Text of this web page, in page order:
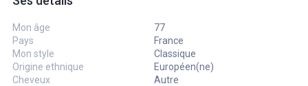
Mon âge
77
Pays
France
Mon style
Classique
Origine ethnique
Européen(ne)
Cheveux
Autre